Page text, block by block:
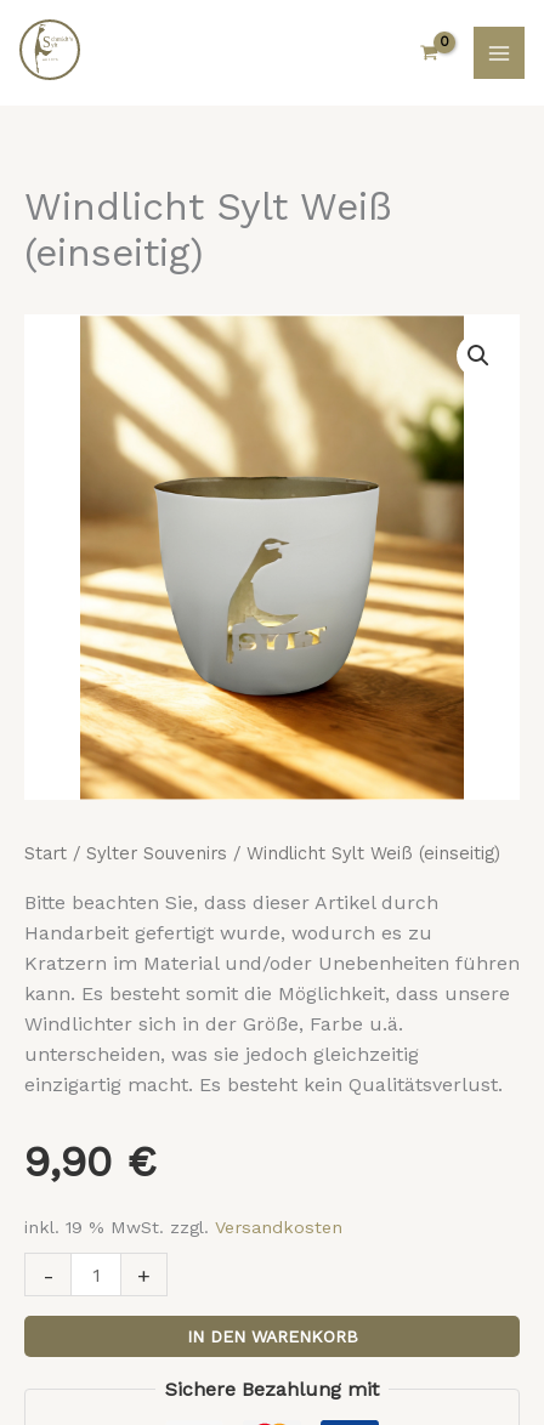
Zum
Inhalt
springen
Windlicht Sylt Weiß
(einseitig)
Start / Sylter Souvenirs / Windlicht Sylt Weiß (einseitig)
Bitte beachten Sie, dass dieser Artikel durch
Handarbeit gefertigt wurde, wodurch es zu
Kratzern im Material und/oder Unebenheiten führen
kann. Es besteht somit die Möglichkeit, dass unsere
Windlichter sich in der Größe, Farbe u.ä.
unterscheiden, was sie jedoch gleichzeitig
einzigartig macht. Es besteht kein Qualitätsverlust.
9,90 €
inkl. 19 % MwSt. zzgl. Versandkosten
-
Windlicht
+
IN DEN WARENKORB
Sichere Bezahlung mit